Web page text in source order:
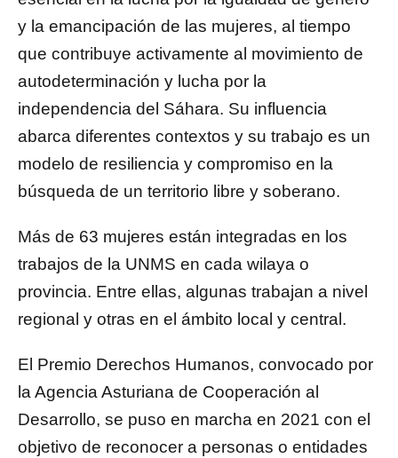
y la emancipación de las mujeres, al tiempo
que contribuye activamente al movimiento de
autodeterminación y lucha por la
independencia del Sáhara. Su influencia
abarca diferentes contextos y su trabajo es un
modelo de resiliencia y compromiso en la
búsqueda de un territorio libre y soberano.
Más de 63 mujeres están integradas en los
trabajos de la UNMS en cada wilaya o
provincia. Entre ellas, algunas trabajan a nivel
regional y otras en el ámbito local y central.
El Premio Derechos Humanos, convocado por
la Agencia Asturiana de Cooperación al
Desarrollo, se puso en marcha en 2021 con el
objetivo de reconocer a personas o entidades